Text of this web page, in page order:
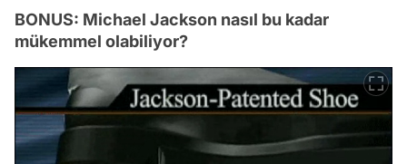
BONUS: Michael Jackson nasıl bu kadar
mükemmel olabiliyor?